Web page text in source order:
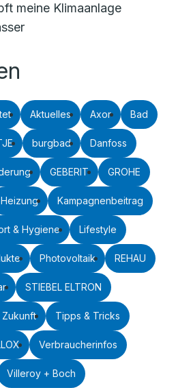
meine Klimaanlage
Aktuelles Axor Bad
burgbad Danfoss
GEBERIT GROHE
Heizung Kampagnenbeitrag
& Hygiene Lifestyle
Photovoltaik REHAU
STIEBEL ELTRON
Tipps & Tricks
Verbraucherinfos
Villeroy + Boch